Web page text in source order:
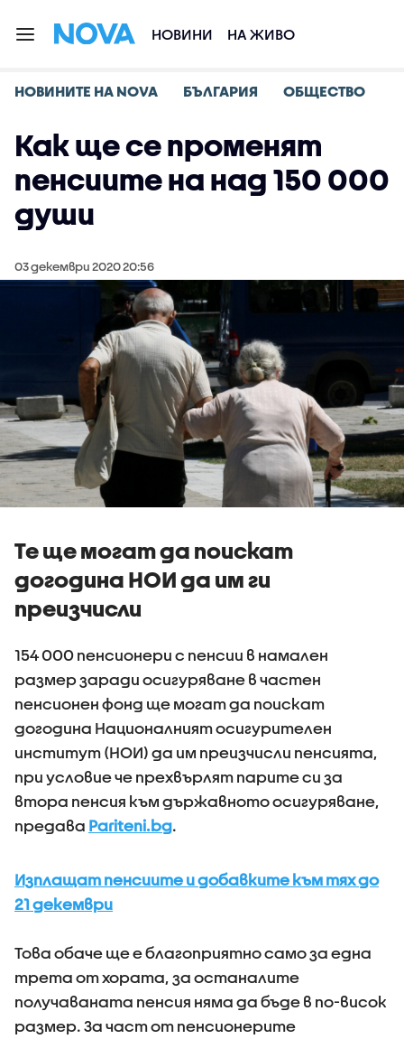
НОВИНИ НА ЖИВО
НОВИНИТЕ НА NOVA БЪЛГАРИЯ ОБЩЕСТВО
Как ще се променят
пенсиите на над 150 000
души
03 декември 2020 20:56
Те ще могат да поискат
догодина НОИ да им ги
преизчисли
154 000 пенсионери с пенсии в намален
размер заради осигуряване в частен
пенсионен фонд ще могат да поискат
догодина Националният осигурителен
институт (НОИ) да им преизчисли пенсията,
при условие че прехвърлят парите си за
втора пенсия към държавното осигуряване,
предава Pariteni.bg.
Изплащат пенсиите и добавките към тях до
21 декември
Това обаче ще е благоприятно само за една
трета от хората, за останалите
получаваната пенсия няма да бъде в по-висок
размер. За част от пенсионерите